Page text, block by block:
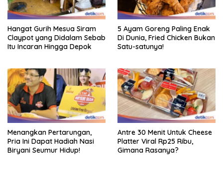
Hangat Gurih Mesua Siram
Claypot yang Didalam Sebab
Itu Incaran Hingga Depok
5 Ayam Goreng Paling Enak
Di Dunia, Fried Chicken Bukan
Satu-satunya!
Menangkan Pertarungan,
Pria Ini Dapat Hadiah Nasi
Biryani Seumur Hidup!
Antre 30 Menit Untuk Cheese
Platter Viral Rp25 Ribu,
Gimana Rasanya?